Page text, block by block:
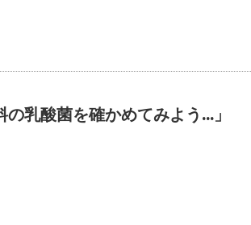
乳酸菌を確かめてみよう…」